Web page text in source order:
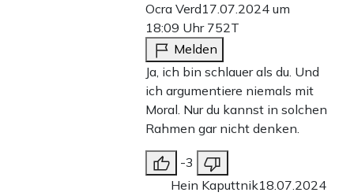
Ocra Verd17.07.2024 um
18:09 Uhr 752T
Melden
Ja, ich bin schlauer als du. Und
ich argumentiere niemals mit
Moral. Nur du kannst in solchen
Rahmen gar nicht denken.
-3
Hein Kaputtnik18.07.2024